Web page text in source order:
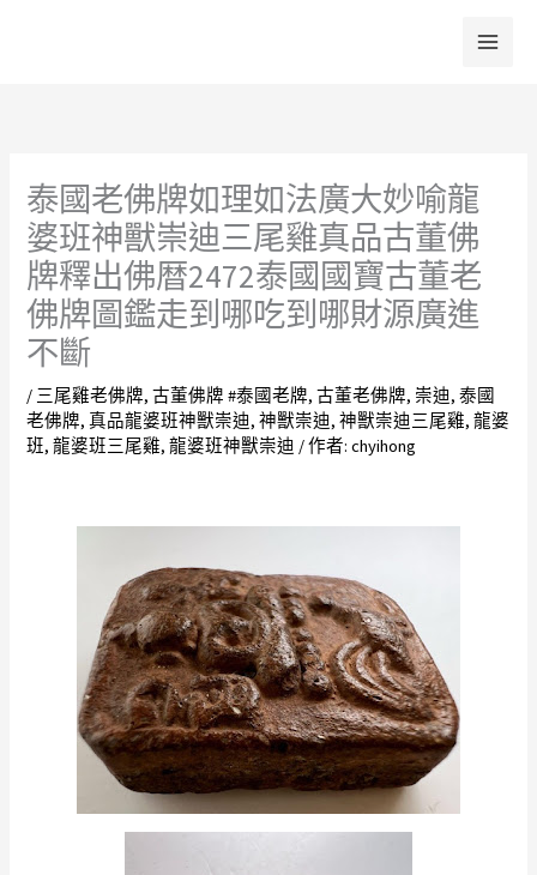
泰國老佛牌如理如法廣大妙喻龍
婆班神獸崇迪三尾雞真品古董佛
牌釋出佛暦2472泰國國寶古董老
佛牌圖鑑走到哪吃到哪財源廣進
不斷
/ 三尾雞老佛牌,古董佛牌 #泰國老牌,古董老佛牌, 崇迪,泰國
老佛牌,真品龍婆班神獸崇迪,神獸崇迪,神獸崇迪三尾雞,龍婆
班,龍婆班三尾雞,龍婆班神獸崇迪 / 作者:chyihong